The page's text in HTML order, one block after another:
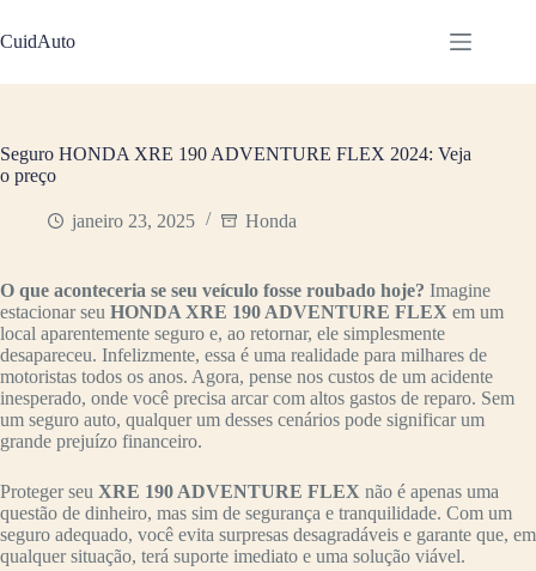
para
o
CuidAuto
Seguro HONDA XRE 190 ADVENTURE FLEX 2024: Veja
o preço
janeiro 23, 2025 Honda
O que aconteceria se seu veículo fosse roubado hoje? Imagine
estacionar seu HONDA XRE 190 ADVENTURE FLEX em um
local aparentemente seguro e, ao retornar, ele simplesmente
desapareceu. Infelizmente, essa é uma realidade para milhares de
motoristas todos os anos. Agora, pense nos custos de um acidente
inesperado, onde você precisa arcar com altos gastos de reparo. Sem
um seguro auto, qualquer um desses cenários pode significar um
grande prejuízo financeiro.
Proteger seu XRE 190 ADVENTURE FLEX não é apenas uma
questão de dinheiro, mas sim de segurança e tranquilidade. Com um
seguro adequado, você evita surpresas desagradáveis e garante que, em
qualquer situação, terá suporte imediato e uma solução viável.